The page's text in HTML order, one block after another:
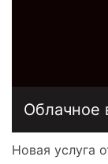
Облачное
Новая услуга